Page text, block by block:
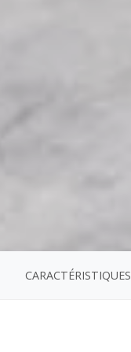
CARACTÉRISTIQUES